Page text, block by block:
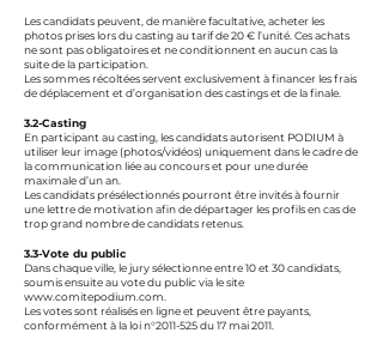
Les candidats peuvent, de manière facultative, acheter les
photos prises lors du casting au tarif de 20 € l’unité. Ces achats
ne sont pas obligatoires et ne conditionnent en aucun cas la
suite de la participation.
Les sommes récoltées servent exclusivement à financer les frais
de déplacement et d’organisation des castings et de la finale.
3.2-Casting
En participant au casting, les candidats autorisent PODIUM à
utiliser leur image (photos/vidéos) uniquement dans le cadre de
la communication liée au concours et pour une durée
maximale d’un an.
Les candidats présélectionnés pourront être invités à fournir
une lettre de motivation afin de départager les profils en cas de
trop grand nombre de candidats retenus.
3.3-Vote du public
Dans chaque ville, le jury sélectionne entre 10 et 30 candidats,
soumis ensuite au vote du public via le site
www.comitepodium.com
Les votes sont réalisés en ligne et peuvent être payants,
conformément à la loi n°2011-525du 17 mai 2011.